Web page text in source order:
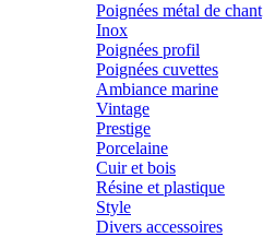
Poignées métal de chant
Inox
Poignées profil
Poignées cuvettes
Ambiance marine
Vintage
Prestige
Porcelaine
Cuir et bois
Résine et plastique
Style
Divers accessoires